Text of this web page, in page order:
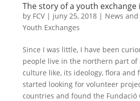
The story of a youth exchange
by FCV| juny 25, 2018| News
Youth Exchanges
Since I was little, I have been
people live in the northern part of
culture like, its ideology, flora and
started looking for volunteer
countries and found the Fundació